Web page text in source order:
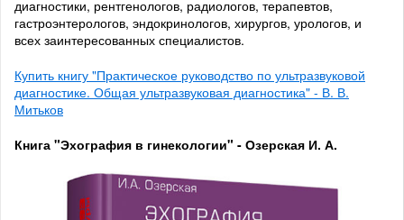
диагностики, рентгенологов, радиологов, терапевтов,
гастроэнтерологов, эндокринологов, хирургов, урологов, и
всех заинтересованных специалистов.
Купить книгу "Практическое руководство по ультразвуковой
диагностике. Общая ультразвуковая диагностика" - В. В.
Митьков
Книга "Эхография в гинекологии" - Озерская И. А.